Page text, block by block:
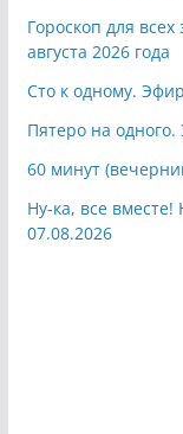
Гороскоп для
августа 2026 года
Сто к одному.
Пятеро на
60 минут
Ну-ка, все
07.08.2026